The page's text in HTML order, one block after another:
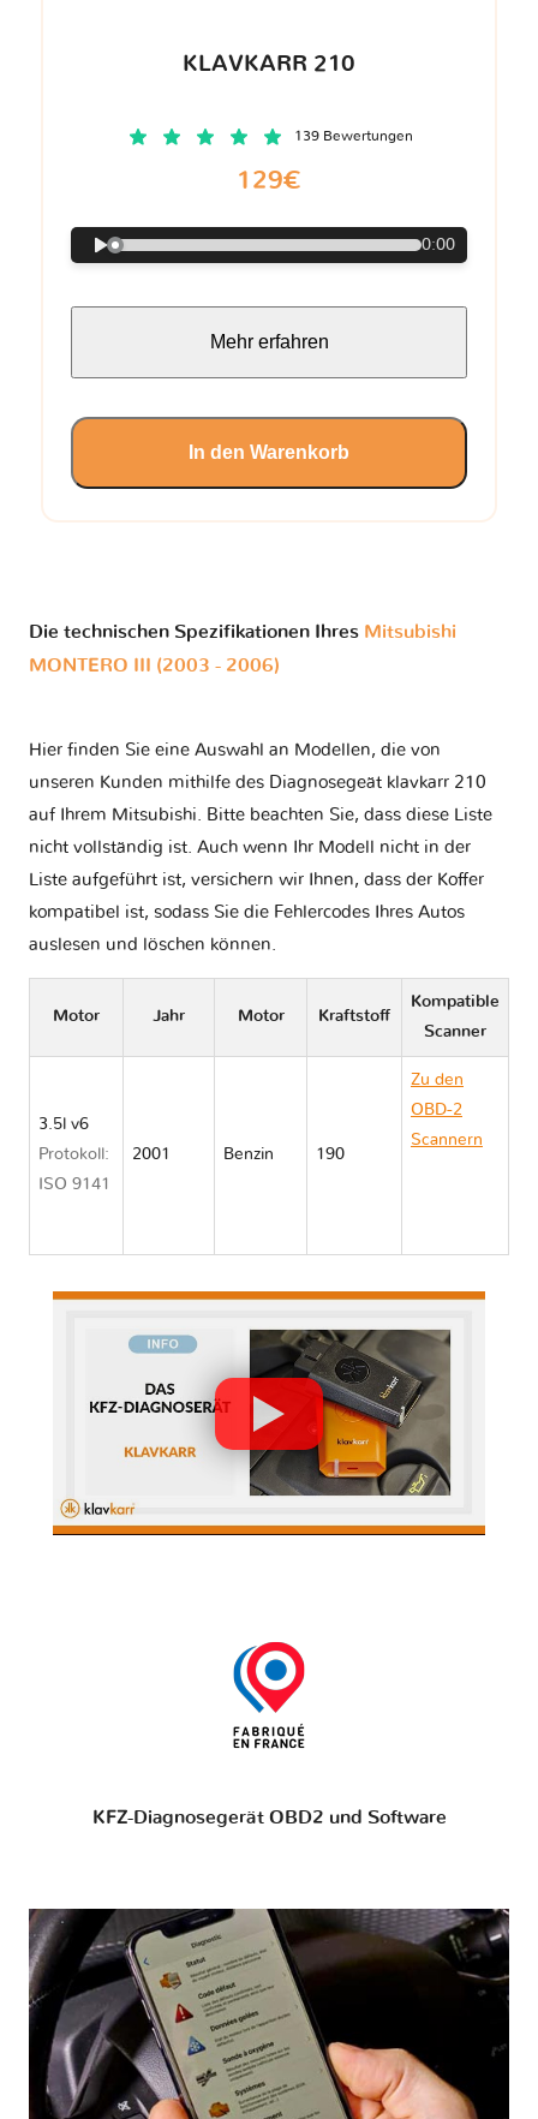
KLAVKARR 210
139 Bewertungen
129€
0:00
Mehr erfahren
In den Warenkorb
Die technischen Spezifikationen Ihres Mitsubishi
MONTERO III (2003 - 2006)
Hier finden Sie eine Auswahl an Modellen, die von
unseren Kunden mithilfe des Diagnosegeät klavkarr 210
auf Ihrem Mitsubishi. Bitte beachten Sie, dass diese Liste
nicht vollständig ist. Auch wenn Ihr Modell nicht in der
Liste aufgeführt ist, versichern wir Ihnen, dass der Koffer
kompatibel ist, sodass Sie die Fehlercodes Ihres Autos
auslesen und löschen können.
Motor Jahr Motor Kraftstoff
Kompatible
Scanner
3.5l v6
Protokoll:
ISO 9141
2001 Benzin 190
Zu den
OBD-2
Scannern
KFZ-Diagnosegerät OBD2 und Software